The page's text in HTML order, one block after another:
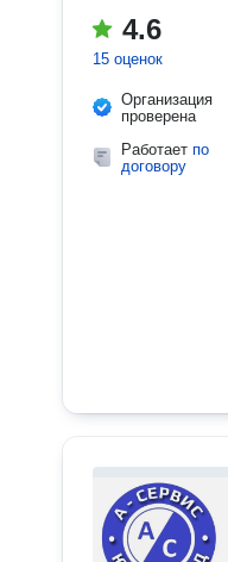
4.6
15 оценок
Организация
проверена
Работает по
договору